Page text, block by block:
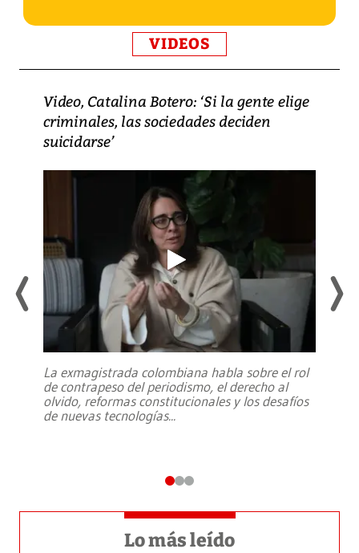
VIDEOS
Video, Catalina Botero: ‘Si la gente elige
criminales, las sociedades deciden
suicidarse’
La exmagistrada colombiana habla sobre el rol
de contrapeso del periodismo, el derecho al
olvido, reformas constitucionales y los desafíos
de nuevas tecnologías...
Lo más leído